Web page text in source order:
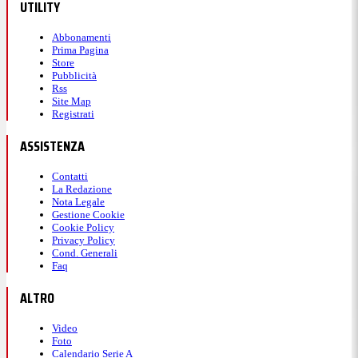
freccia.
15:58
Shelton pareggia
immediatamente i conti: 1-1 con
Auger-Aliassime
Turno di battuta a zero
l'equilibrionel parziale.
15:57
Auger-Aliassime avanti nel terzo
UTILITY
Abbonamenti
Prima Pagina
Store
Pubblicità
Rss
Site Map
Registrati
ASSISTENZA
Contatti
La Redazione
Nota Legale
Gestione Cookie
Cookie Policy
Privacy Policy
Cond. Generali
Faq
ALTRO
Video
Foto
Calendario Serie A